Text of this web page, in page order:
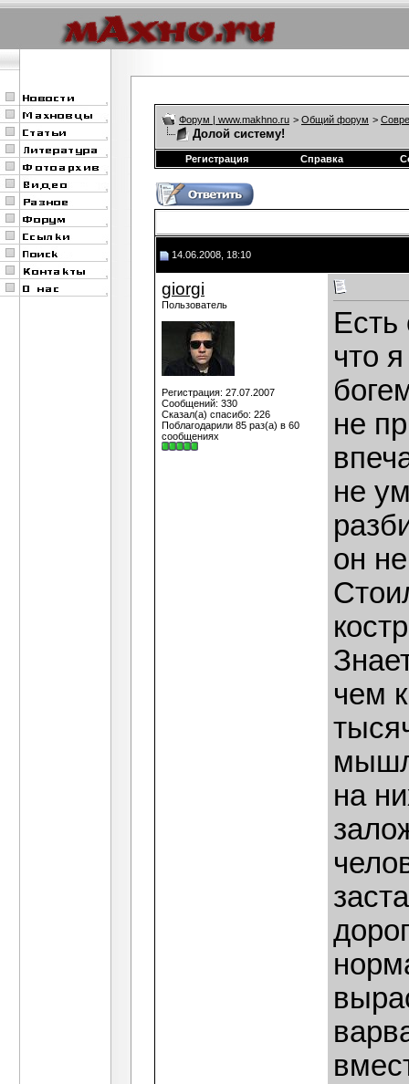
Форум | www.makhno.ru > Общий форум >
Долой систему!
Регистрация Справка
14.06.2008, 18:10
giorgi
Пользователь
Регистрация: 27.07.2007
Сообщений: 330
Сказал(а) спасибо: 226
Поблагодарили 85 раз(а) в 60
сообщениях
Есть
что
не
не
он
чем
на